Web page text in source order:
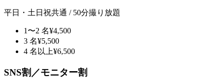
平日・土日祝共通 / 50分撮り放題
1〜2 名¥4,500
3 名¥5,500
4 名以上¥6,500
SNS割／モニター割